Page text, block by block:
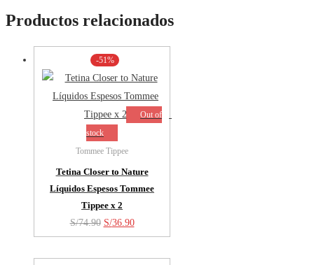
Productos relacionados
-51%
Out of
stock
Tommee Tippee
Tetina Closer to Nature
Líquidos Espesos Tommee
Tippee x 2
S/74.90 El
precio
original
S/36.90El
precio
actual